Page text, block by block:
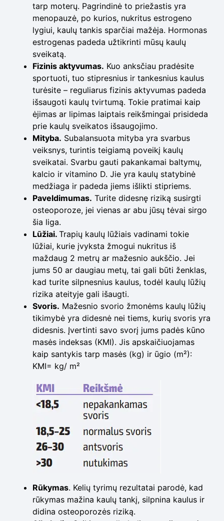
tarp moterų. Pagrindinė to priežastis yra
menopauzė, po kurios, nukritus estrogeno
lygiui, kaulų tankis sparčiai mažėja. Hormonas
estrogenas padeda užtikrinti mūsų kaulų
sveikatą.
Fizinis aktyvumas. Kuo anksčiau pradėsite
sportuoti, tuo stipresnius ir tankesnius kaulus
turėsite – reguliarus fizinis aktyvumas padeda
išsaugoti kaulų tvirtumą. Tokie pratimai kaip
ėjimas ar lipimas laiptais reikšmingai prisideda
prie kaulų sveikatos išsaugojimo.
Mityba. Subalansuota mityba yra svarbus
veiksnys, turintis teigiamą poveikį kaulų
sveikatai. Svarbu gauti pakankamai baltymų,
kalcio ir vitamino D. Jie yra kaulų statybinė
medžiaga ir padeda jiems išlikti stipriems.
Paveldimumas. Turite didesnę riziką susirgti
osteoporoze, jei vienas ar abu jūsų tėvai sirgo
šia liga.
Lūžiai. Trapių kaulų lūžiais vadinami tokie
lūžiai, kurie įvyksta žmogui nukritus iš
maždaug 2 metrų ar mažesnio aukščio. Jei
jums 50 ar daugiau metų, tai gali būti ženklas,
kad turite silpnesnius kaulus, todėl kaulų lūžių
rizika ateityje gali išaugti.
Svoris. Mažesnio svorio žmonėms kaulų lūžių
tikimybė yra didesnė nei tiems, kurių svoris yra
didesnis. Įvertinti savo svorį jums padės kūno
masės indeksas (KMI). Jis apskaičiuojamas
kaip santykis tarp masės (kg) ir ūgio (m²):
KMI= kg/ m²
Rūkymas. Kelių tyrimų rezultatai parodė, kad
rūkymas mažina kaulų tankį, silpnina kaulus ir
didina osteoporozės riziką.